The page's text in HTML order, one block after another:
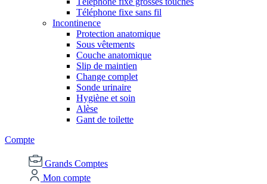
Téléphone fixe sans fil
Incontinence
Protection anatomique
Sous vêtements
Couche anatomique
Slip de maintien
Change complet
Sonde urinaire
Hygiène et soin
Alèse
Gant de toilette
Compte
Grands Comptes
Mon compte